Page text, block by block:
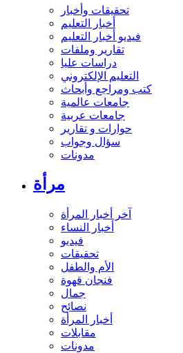
تحقيقات وأخبار
أخبار التعليم
فيديو أخبار التعليم
تقارير وملفات
دراسات عليا
التعليم الإلكتروني
كتب ومراجع وأبحاث
جامعات عالمية
جامعات عربية
حوارات و تقارير
سؤال وجواب
مدونات
مرأة
آخر أخبار المرأة
أخبار النساء
فيديو
تحقيقات
الأم والطفل
فنجان قهوة
جمال
نصائح
أخبار المرأة
مقابلات
مدونات